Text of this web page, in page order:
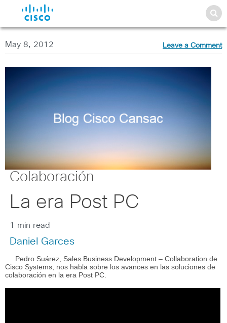
May 8, 2012 Leave a Comment
Colaboración
La era Post PC
1 min read
Daniel Garces
Pedro Suárez, Sales Business Development – Collaboration de
Cisco Systems, nos habla sobre los avances en las soluciones de
colaboración en la era Post PC.